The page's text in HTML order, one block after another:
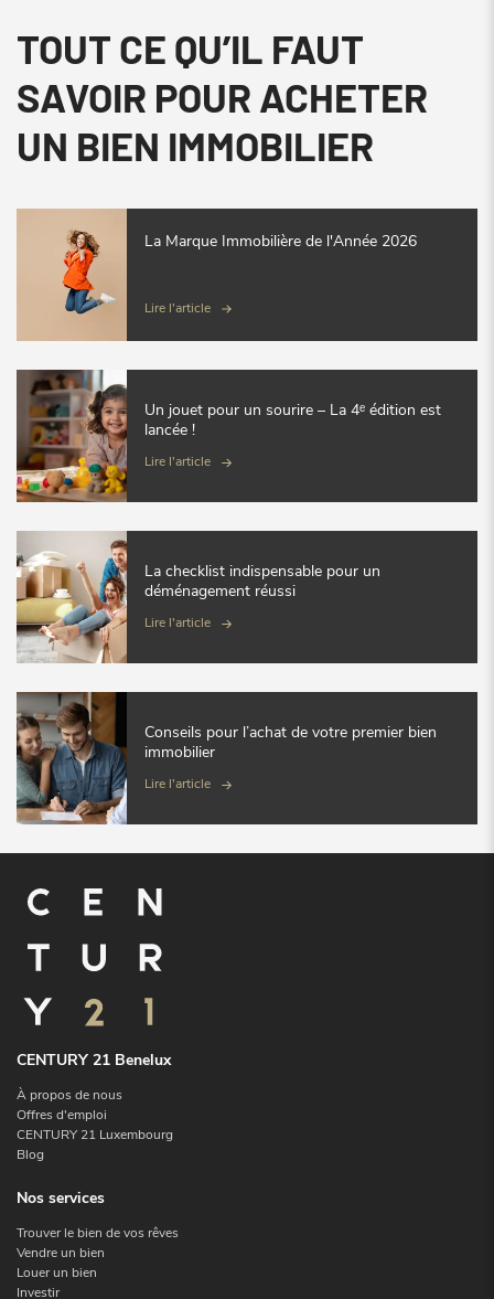
TOUT CE QU’IL FAUT
SAVOIR POUR ACHETER
UN BIEN IMMOBILIER
La Marque Immobilière de l'Année 2026
Lire l'article
Un jouet pour un sourire – La 4ᵉ édition est
lancée !
Lire l'article
La checklist indispensable pour un
déménagement réussi
Lire l'article
Conseils pour l’achat de votre premier bien
immobilier
Lire l'article
CENTURY 21 Benelux
À propos de nous
Offres d'emploi
CENTURY 21 Luxembourg
Blog
Nos services
Trouver le bien de vos rêves
Vendre un bien
Louer un bien
Investir